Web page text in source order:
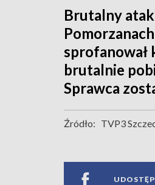
Brutalny
sprofanował
brutalnie
Sprawca
Źródło: TVP3